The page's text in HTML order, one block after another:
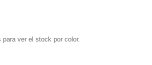
ver el stock por color.